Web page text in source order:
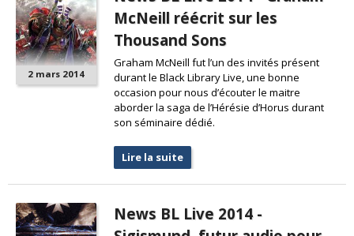
2 mars 2014
McNeill réécrit sur les
Thousand Sons
Graham McNeill fut l’un des invités présent
durant le Black Library Live, une bonne
occasion pour nous d’écouter le maitre
aborder la saga de l’Hérésie d’Horus durant
son séminaire dédié.
Lire la suite
News BL Live 2014 -